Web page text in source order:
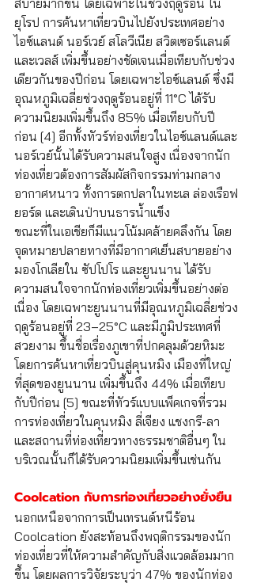
ยุโรป การค้นหาเที่ยวบินไปยังประเทศอย่าง
ไอซ์แลนด์ นอร์เวย์ สโลวีเนีย สวิตเซอร์แลนด์
และเวลส์ เพิ่มขึ้นอย่างชัดเจนเมื่อเทียบกับช่วง
เดียวกันของปีก่อน โดยเฉพาะไอซ์แลนด์ ซึ่งมี
อุณหภูมิเฉลี่ยช่วงฤดูร้อนอยู่ที่ 11°C ได้รับ
ความนิยมเพิ่มขึ้นถึง 85% เมื่อเทียบกับปี
ก่อน [4] อีกทั้งทัวร์ท่องเที่ยวในไอซ์แลนด์และ
นอร์เวย์นั้นได้รับความสนใจสูง เนื่องจากนัก
ท่องเที่ยวต้องการสัมผัสกิจกรรมท่ามกลาง
อากาศหนาว ทั้งการตกปลาในทะเล ล่องเรือฟ
ยอร์ด และเดินป่าบนธารน้ำแข็ง
ขณะที่ในเอเชียก็มีแนวโน้มคล้ายคลึงกัน โดย
จุดหมายปลายทางที่มีอากาศเย็นสบายอย่าง
มองโกเลียใน ซัปโปโร และยูนนาน ได้รับ
ความสนใจจากนักท่องเที่ยวเพิ่มขึ้นอย่างต่อ
เนื่อง โดยเฉพาะยูนนานที่มีอุณหภูมิเฉลี่ยช่วง
ฤดูร้อนอยู่ที่ 23–25°C และมีภูมิประเทศที่
สวยงาม ขึ้นชื่อเรื่องภูเขาที่ปกคลุมด้วยหิมะ
โดยการค้นหาเที่ยวบินสู่คุนหมิง เมืองที่ใหญ่
ที่สุดของยูนนาน เพิ่มขึ้นถึง 44% เมื่อเทียบ
กับปีก่อน [5] ขณะที่ทัวร์แบบแพ็คเกจที่รวม
การท่องเที่ยวในคุนหมิง ลี่เจียง แชงกรี-ลา
และสถานที่ท่องเที่ยวทางธรรมชาติอื่นๆ ใน
บริเวณนั้นก็ได้รับความนิยมเพิ่มขึ้นเช่นกัน
Coolcation กับการท่องเที่ยวอย่างยั่งยืน
นอกเหนือจากการเป็นเทรนด์หนีร้อน
Coolcation ยังสะท้อนถึงพฤติกรรมของนัก
ท่องเที่ยวที่ให้ความสำคัญกับสิ่งแวดล้อมมาก
ขึ้น โดยผลการวิจัยระบุว่า 47% ของนักท่อง